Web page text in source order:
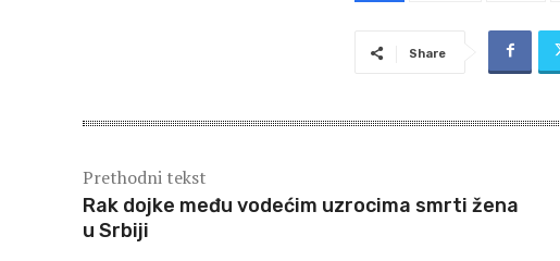
Share
Prethodni tekst
Rak dojke među vodećim uzrocima smrti žena
u Srbiji